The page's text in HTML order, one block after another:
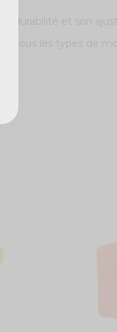
durabilité et son
tous les types de